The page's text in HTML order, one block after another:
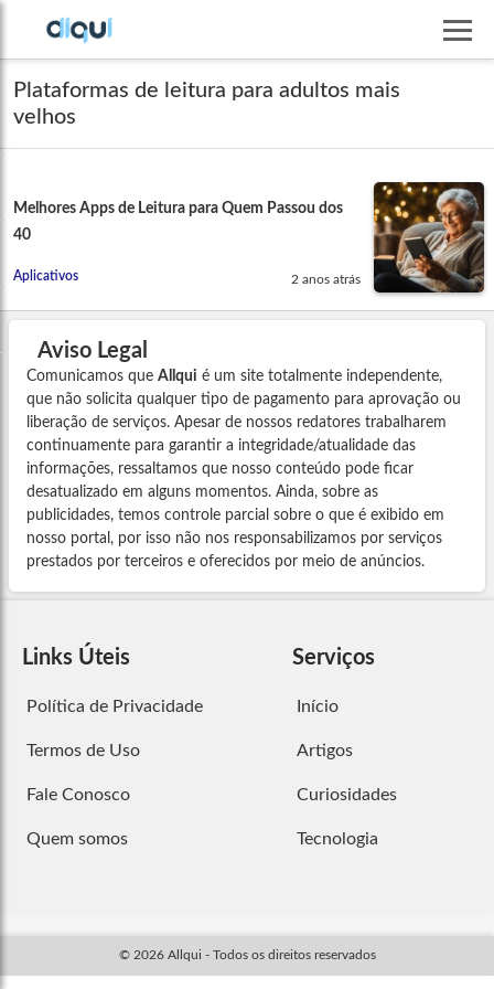
Plataformas de leitura para adultos mais
velhos
Melhores Apps de Leitura para Quem Passou dos
40
Aplicativos 2 anos atrás
Aviso Legal
Comunicamos que Allqui é um site totalmente independente,
que não solicita qualquer tipo de pagamento para aprovação ou
liberação de serviços. Apesar de nossos redatores trabalharem
continuamente para garantir a integridade/atualidade das
informações, ressaltamos que nosso conteúdo pode ficar
desatualizado em alguns momentos. Ainda, sobre as
publicidades, temos controle parcial sobre o que é exibido em
nosso portal, por isso não nos responsabilizamos por serviços
prestados por terceiros e oferecidos por meio de anúncios.
Links Úteis
Política de Privacidade
Termos de Uso
Fale Conosco
Quem somos
Serviços
Início
Artigos
Curiosidades
Tecnologia
© 2026 Allqui - Todos os direitos reservados